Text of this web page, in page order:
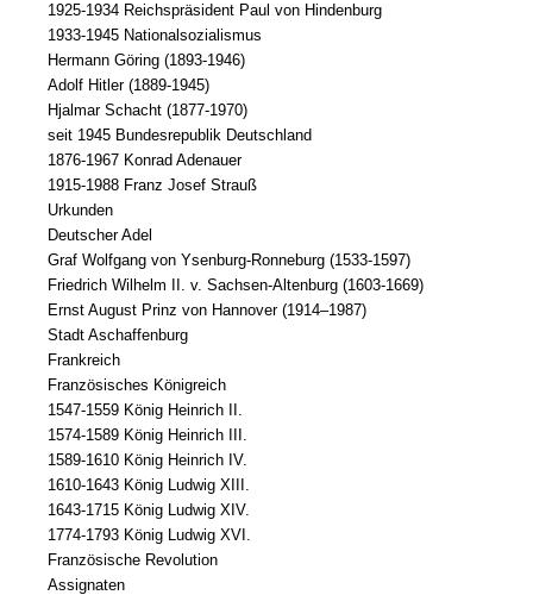
1925-1934 Reichspräsident Paul von Hindenburg
1933-1945 Nationalsozialismus
Hermann Göring (1893-1946)
Adolf Hitler (1889-1945)
Hjalmar Schacht (1877-1970)
seit 1945 Bundesrepublik Deutschland
1876-1967 Konrad Adenauer
1915-1988 Franz Josef Strauß
Urkunden
Deutscher Adel
Graf Wolfgang von Ysenburg-Ronneburg (1533-1597)
Friedrich Wilhelm II. v. Sachsen-Altenburg (1603-1669)
Ernst August Prinz von Hannover (1914–1987)
Stadt Aschaffenburg
Frankreich
Französisches Königreich
1547-1559 König Heinrich II.
1574-1589 König Heinrich III.
1589-1610 König Heinrich IV.
1610-1643 König Ludwig XIII.
1643-1715 König Ludwig XIV.
1774-1793 König Ludwig XVI.
Französische Revolution
Assignaten